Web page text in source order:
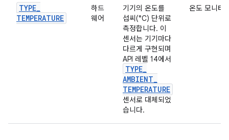
TYPE_
TEMPERATURE
하드
웨어
기기의 온도를
섭씨(°C) 단위로
측정합니다. 이
센서는 기기마다
다르게 구현되며
API 레벨 14에서
TYPE_
AMBIENT_
TEMPERATURE
센서로 대체되었
습니다.
온도 모니터